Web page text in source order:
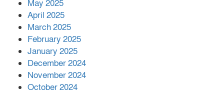
May 2025
April 2025
March 2025
February 2025
January 2025
December 2024
November 2024
October 2024